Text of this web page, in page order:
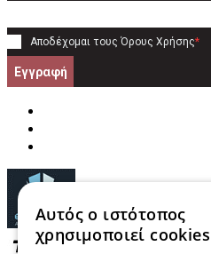
Αποδέχομαι τους Όρους Χρήσης*
Εγγραφή
Αυτός ο ιστότοπος
χρησιμοποιεί cookies